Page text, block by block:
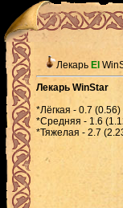
Лекарь El
Лекарь WinStar
*Лёгкая - 0.7 (0.56)
*Средняя - 1.6
*Тяжелая - 2.7